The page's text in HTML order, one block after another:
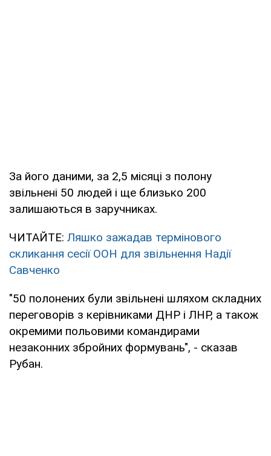
За його даними, за 2,5 місяці з полону
звільнені 50 людей і ще близько 200
залишаються в заручниках.
ЧИТАЙТЕ: Ляшко зажадав термінового
скликання сесії ООН для звільнення Надії
Савченко
"50 полонених були звільнені шляхом складних
переговорів з керівниками ДНР і ЛНР, а також
окремими польовими командирами
незаконних збройних формувань", - сказав
Рубан.